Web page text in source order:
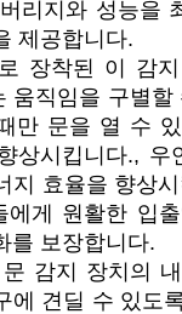
리지와 성능을
제공합니다.
장착된 이 감
움직임을 구별할
만 문을 열 수
상시킵니다., 우
지 효율을 향상
에게 원활한 입
를 보장합니다.
감지 장치의
에 견딜 수 있도